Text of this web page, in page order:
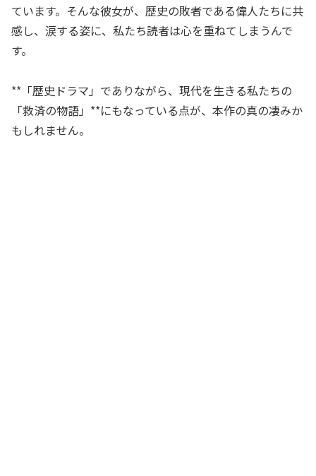
ています。そんな彼女が、歴史の敗者である偉人たちに共
感し、涙する姿に、私たち読者は心を重ねてしまうんで
す。
**「歴史ドラマ」でありながら、現代を生きる私たちの
「救済の物語」**にもなっている点が、本作の真の凄みか
もしれません。